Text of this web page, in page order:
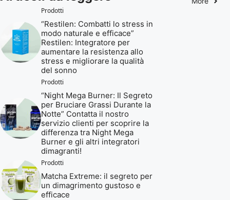
Prodotti
“Restilen: Combatti lo stress in
modo naturale e efficace”
Restilen: Integratore per
aumentare la resistenza allo
stress e migliorare la qualità
del sonno
Prodotti
“Night Mega Burner: Il Segreto
per Bruciare Grassi Durante la
Notte” Contatta il nostro
servizio clienti per scoprire la
differenza tra Night Mega
Burner e gli altri integratori
dimagranti!
Prodotti
Matcha Extreme: il segreto per
un dimagrimento gustoso e
efficace